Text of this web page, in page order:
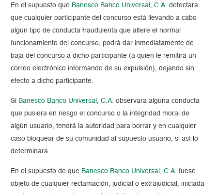
En el supuesto que Banesco Banco Universal, C.A. detectara
que cualquier participante del concurso está llevando a cabo
algún tipo de conducta fraudulenta que altere el normal
funcionamiento del concurso, podrá dar inmediatamente de
baja del concurso a dicho participante (a quién le remitirá un
correo electrónico informando de su expulsión), dejando sin
efecto a dicho participante.
Si Banesco Banco Universal, C.A. observara alguna conducta
que pusiera en riesgo el concurso o la integridad moral de
algún usuario, tendrá la autoridad para borrar y en cualquier
caso bloquear de su comunidad al supuesto usuario, si así lo
determinara.
En el supuesto de que Banesco Banco Universal, C.A. fuese
objeto de cualquier reclamación, judicial o extrajudicial, iniciada